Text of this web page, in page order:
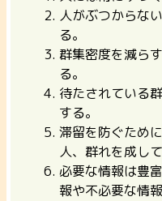
人がぶつからな
る。
群集密度を減ら
る。
待たされている
する。
滞留を防ぐため
人、群れを成し
必要な情報は豊
報や不必要な情